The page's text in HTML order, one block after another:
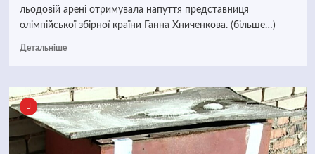
льодовій арені отримувала напуття представниця
олімпійської збірної країни Ганна Хниченкова. (більше…)
Детальніше